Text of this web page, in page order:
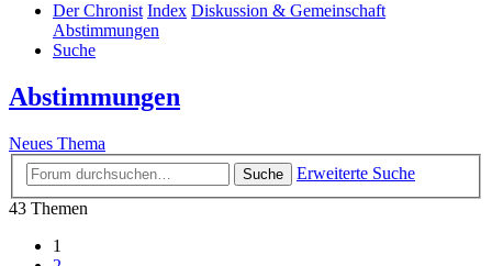
Der Chronist Index Diskussion & Gemeinschaft
Abstimmungen
Suche
Abstimmungen
Neues Thema
Suche
Erweiterte Suche
43 Themen
1